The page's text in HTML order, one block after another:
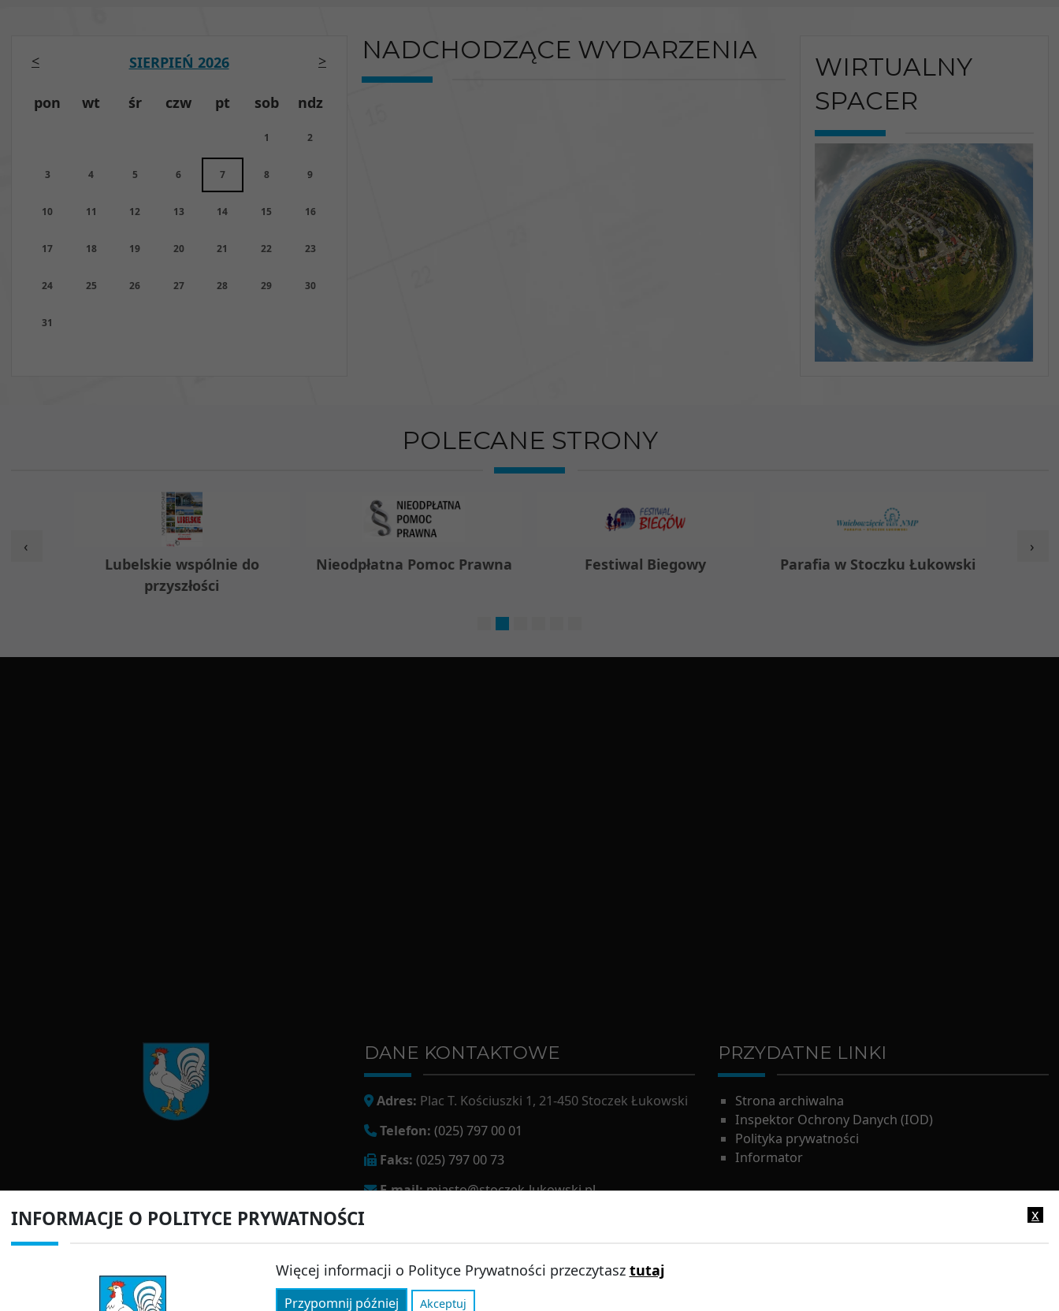
SIERPIEŃ 2026
pon wt śr czw pt sob ndz
1 2
3 4 5 6 7 8 9
10 11 12 13 14 15 16
17 18 19 20 21 22 23
24 25 26 27 28 29 30
31
< > NADCHODZĄCE WYDARZENIA
WIRTUALNY
SPACER
POLECANE STRONY
Lubelskie wspólnie do
przyszłości
Nieodpłatna Pomoc Prawna Festiwal Biegowy Parafia w Stoczku Łukowski
‹ ›
DANE KONTAKTOWE
Adres: Plac T. Kościuszki 1, 21-450 Stoczek Łukowski
Telefon: (025) 797 00 01
Faks: (025) 797 00 73
E-mail:miasto@stoczek-lukowski.pl
PRZYDATNE LINKI
Strona archiwalna
Inspektor Ochrony Danych (IOD)
Polityka prywatności
Informator
x
INFORMACJE O POLITYCE PRYWATNOŚCI
Więcej informacji o Polityce Prywatności przeczytasz tutaj
Przypomnij później Akceptuj